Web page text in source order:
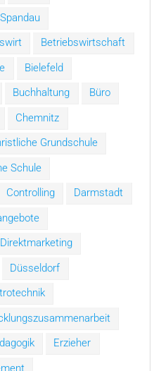
Betriebswirtschaft
Bielefeld
Buchhaltung
Büro
Chemnitz
Grundschule
Schule
Controlling
Darmstadt
Direktmarketing
Düsseldorf
Erzieher